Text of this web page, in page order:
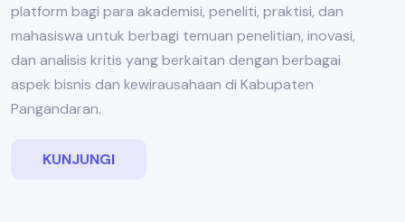
platform bagi para akademisi, peneliti, praktisi, dan
mahasiswa untuk berbagi temuan penelitian, inovasi,
dan analisis kritis yang berkaitan dengan berbagai
aspek bisnis dan kewirausahaan di Kabupaten
Pangandaran.
KUNJUNGI